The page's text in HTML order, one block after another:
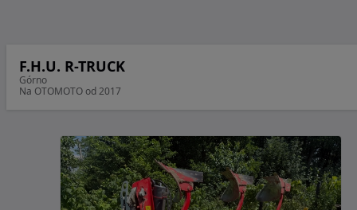
F.H.U. R-TRUCK
Górno
Na OTOMOTO od 2017